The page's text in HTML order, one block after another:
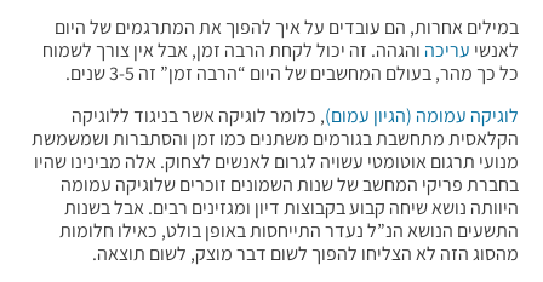
במילים אחרות, הם עובדים על איך להפוך את המתרגמים של היום
לאנשי עריכה והגהה. זה יכול לקחת הרבה זמן, אבל אין צורך לשמוח
כל כך מהר, בעולם המחשבים של היום “הרבה זמן” זה 3-5 שנים.
לוגיקה עמומה (הגיון עמום), כלומר לוגיקה אשר בניגוד ללוגיקה
הקלאסית מתחשבת בגורמים משתנים כמו זמן והסתברות ושמשמשת
מנועי תרגום אוטומטי עשויה לגרום לאנשים לצחוק. אלה מבינינו שהיו
בחברת פריקי המחשב של שנות השמונים זוכרים שלוגיקה עמומה
היוותה נושא שיחה קבוע בקבוצות דיון ומגזינים רבים. אבל בשנות
התשעים הנושא הנ”ל נעדר התייחסות באופן בולט, כאילו חלומות
מהסוג הזה לא הצליחו להפוך לשום דבר מוצק, לשום תוצאה.